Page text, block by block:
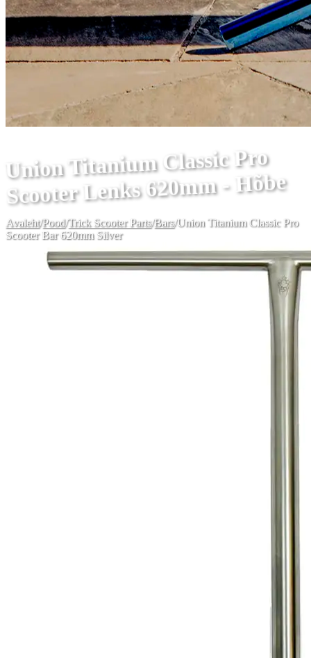
Union Titanium Classic Pro
Scooter Lenks 620mm - Hõbe
Avaleht/Pood/Trick Scooter Parts/Bars/Union Titanium Classic Pro
Scooter Bar 620mm Silver